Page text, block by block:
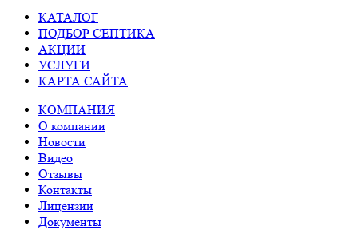
КАТАЛОГ
ПОДБОР СЕПТИКА
АКЦИИ
УСЛУГИ
КАРТА САЙТА
КОМПАНИЯ
О компании
Новости
Видео
Отзывы
Контакты
Лицензии
Документы